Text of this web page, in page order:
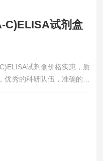
C)ELISA试剂盒
试剂盒价格实惠，质
秀的科研队伍，准确的实
凡购买我司的试剂盒产品都